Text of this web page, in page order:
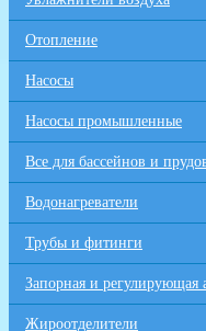
Отопление
Насосы
Насосы промышленные
Все для бaссейнов и
Водонагреватели
Трубы и фитинги
Запорная и регулирующая
Жироотделители